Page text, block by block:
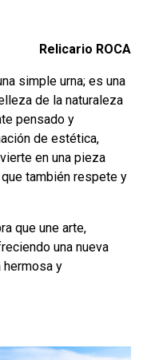
Relicario ROCA
simple urna; es una
de la naturaleza
pensado y
de estética,
en una pieza
también respete y
que une arte,
una nueva
hermosa y